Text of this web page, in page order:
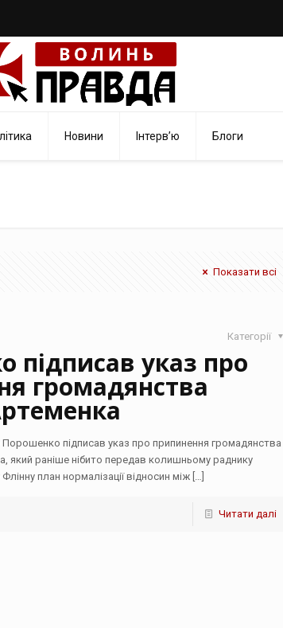
Новини Інтерв’ю Блоги
Показати всі
Категорії
підписав указ про
громадянства
підписав указ про припинення громадянства
який раніше нібито передав колишньому раднику
план нормалізації відносин між […]
Читати далі